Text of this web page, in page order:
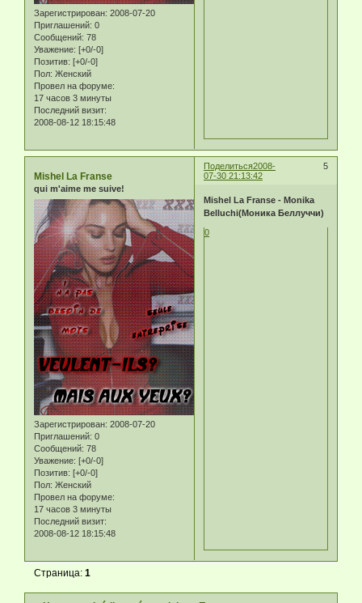
Зарегистрирован: 2008-07-20
Приглашений: 0
Сообщений: 78
Уважение: [+0/-0]
Позитив: [+0/-0]
Пол: Женский
Провел на форуме:
17 часов 3 минуты
Последний визит:
2008-08-12 18:15:48
Поделиться 5
2008-
07-30 21:13:42
Mishel La Franse
qui m'aime me suive!
Зарегистрирован: 2008-07-20
Приглашений: 0
Сообщений: 78
Уважение: [+0/-0]
Позитив: [+0/-0]
Пол: Женский
Провел на форуме:
17 часов 3 минуты
Последний визит:
2008-08-12 18:15:48
Mishel La Franse - Monika
Belluchi(Моника Беллуччи)
0
Страница:1